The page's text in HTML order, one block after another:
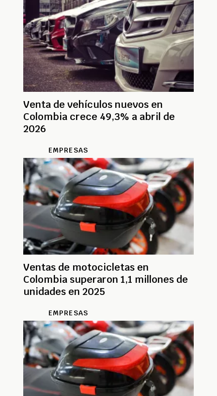
Venta de vehículos nuevos en
Colombia crece 49,3% a abril de
2026
EMPRESAS
Ventas de motocicletas en
Colombia superaron 1,1 millones de
unidades en 2025
EMPRESAS